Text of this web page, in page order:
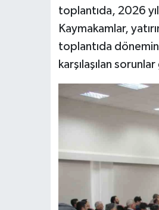
toplantıda, 2026
Kaymakamlar,
toplantıda
karşılaşılan